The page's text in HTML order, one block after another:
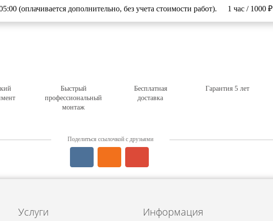
(оплачивается дополнительно, без учета стоимости работ). 1 час / 1000 ₽
Быстрый
профессиональный
монтаж
Бесплатная
доставка
Гарантия 5 лет
Поделиться ссылочкой с друзьями
Услуги Информация